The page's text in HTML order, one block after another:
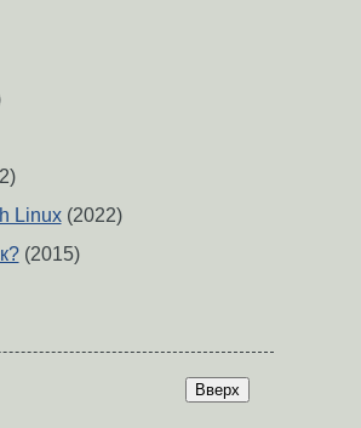
Linux(2022)
(2015)
Вверх